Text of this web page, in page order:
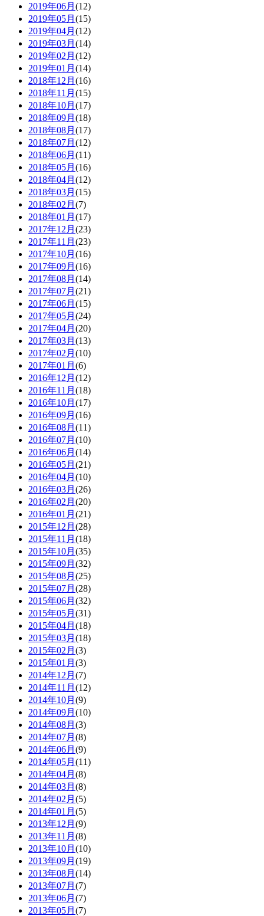
2019年06月 (12)
2019年05月 (15)
2019年04月 (12)
2019年03月 (14)
2019年02月 (12)
2019年01月 (14)
2018年12月 (16)
2018年11月 (15)
2018年10月 (17)
2018年09月 (18)
2018年08月 (17)
2018年07月 (12)
2018年06月 (11)
2018年05月 (16)
2018年04月 (12)
2018年03月 (15)
2018年02月 (7)
2018年01月 (17)
2017年12月 (23)
2017年11月 (23)
2017年10月 (16)
2017年09月 (16)
2017年08月 (14)
2017年07月 (21)
2017年06月 (15)
2017年05月 (24)
2017年04月 (20)
2017年03月 (13)
2017年02月 (10)
2017年01月 (6)
2016年12月 (12)
2016年11月 (18)
2016年10月 (17)
2016年09月 (16)
2016年08月 (11)
2016年07月 (10)
2016年06月 (14)
2016年05月 (21)
2016年04月 (10)
2016年03月 (26)
2016年02月 (20)
2016年01月 (21)
2015年12月 (28)
2015年11月 (18)
2015年10月 (35)
2015年09月 (32)
2015年08月 (25)
2015年07月 (28)
2015年06月 (32)
2015年05月 (31)
2015年04月 (18)
2015年03月 (18)
2015年02月 (3)
2015年01月 (3)
2014年12月 (7)
2014年11月 (12)
2014年10月 (9)
2014年09月 (10)
2014年08月 (3)
2014年07月 (8)
2014年06月 (9)
2014年05月 (11)
2014年04月 (8)
2014年03月 (8)
2014年02月 (5)
2014年01月 (5)
2013年12月 (9)
2013年11月 (8)
2013年10月 (10)
2013年09月 (19)
2013年08月 (14)
2013年07月 (7)
2013年06月 (7)
2013年05月 (7)